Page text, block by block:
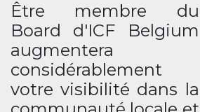
Être membre du
Board d'ICF Belgium
augmentera
considérablement
votre visibilité dans la